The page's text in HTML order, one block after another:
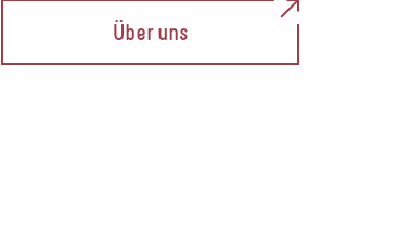
Über uns